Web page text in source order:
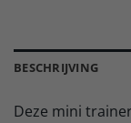
BESCHRIJVING
Deze mini